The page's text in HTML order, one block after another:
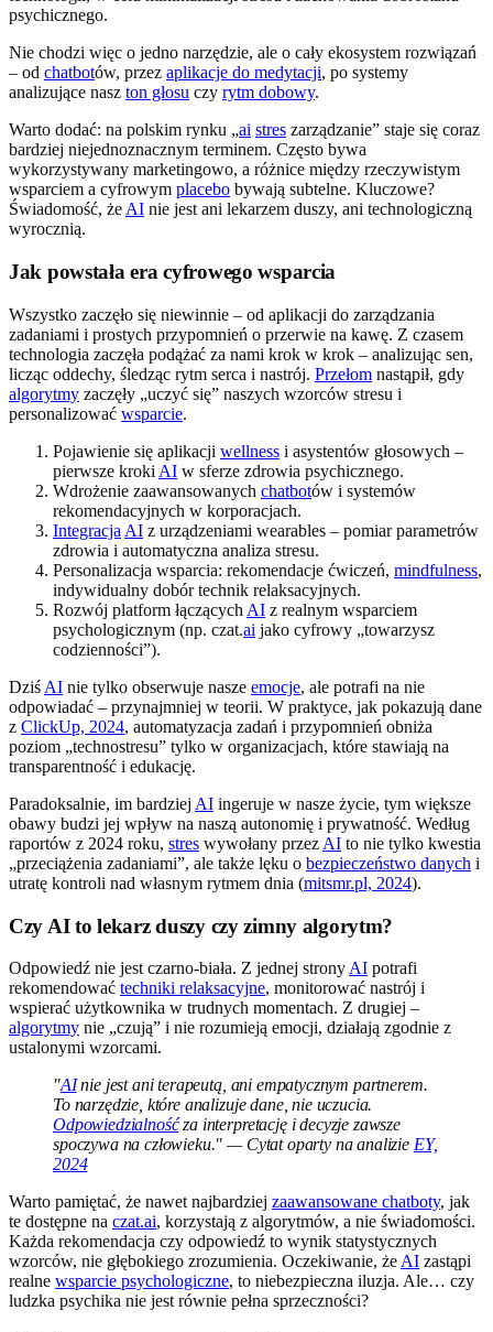
psychicznego.
Nie chodzi więc o jedno narzędzie, ale o cały ekosystem rozwiązań
– od chatbotów, przez aplikacje do medytacji, po systemy
analizujące nasz ton głosu czy rytm dobowy.
Warto dodać: na polskim rynku „ai stres zarządzanie” staje się coraz
bardziej niejednoznacznym terminem. Często bywa
wykorzystywany marketingowo, a różnice między rzeczywistym
wsparciem a cyfrowym placebo bywają subtelne. Kluczowe?
Świadomość, że AI nie jest ani lekarzem duszy, ani technologiczną
wyrocznią.
Jak powstała era cyfrowego wsparcia
Wszystko zaczęło się niewinnie – od aplikacji do zarządzania
zadaniami i prostych przypomnień o przerwie na kawę. Z czasem
technologia zaczęła podążać za nami krok w krok – analizując sen,
licząc oddechy, śledząc rytm serca i nastrój. Przełom nastąpił, gdy
algorytmy zaczęły „uczyć się” naszych wzorców stresu i
personalizować wsparcie.
Pojawienie się aplikacji wellness i asystentów głosowych –
pierwsze kroki AI w sferze zdrowia psychicznego.
Wdrożenie zaawansowanych chatbotów i systemów
rekomendacyjnych w korporacjach.
Integracja AI z urządzeniami wearables – pomiar parametrów
zdrowia i automatyczna analiza stresu.
Personalizacja wsparcia: rekomendacje ćwiczeń, mindfulness,
indywidualny dobór technik relaksacyjnych.
Rozwój platform łączących AI z realnym wsparciem
psychologicznym (np. czat.ai jako cyfrowy „towarzysz
codzienności”).
Dziś AI nie tylko obserwuje nasze emocje, ale potrafi na nie
odpowiadać – przynajmniej w teorii. W praktyce, jak pokazują dane
z ClickUp, 2024, automatyzacja zadań i przypomnień obniża
poziom „technostresu” tylko w organizacjach, które stawiają na
transparentność i edukację.
Paradoksalnie, im bardziej AI ingeruje w nasze życie, tym większe
obawy budzi jej wpływ na naszą autonomię i prywatność. Według
raportów z 2024 roku, stres wywołany przez AI to nie tylko kwestia
„przeciążenia zadaniami”, ale także lęku o bezpieczeństwo danych i
utratę kontroli nad własnym rytmem dnia (mitsmr.pl, 2024).
Czy AI to lekarz duszy czy zimny algorytm?
Odpowiedź nie jest czarno-biała. Z jednej strony AI potrafi
rekomendować techniki relaksacyjne, monitorować nastrój i
wspierać użytkownika w trudnych momentach. Z drugiej –
algorytmy nie „czują” i nie rozumieją emocji, działają zgodnie z
ustalonymi wzorcami.
"AInie jest ani terapeutą, ani empatycznym partnerem.
To narzędzie, które analizuje dane, nie uczucia.
Odpowiedzialnośćza interpretację i decyzje zawsze
spoczywa na człowieku." — Cytat oparty na analizie EY,
2024
Warto pamiętać, że nawet najbardziej zaawansowane chatboty, jak
te dostępne na czat.ai, korzystają z algorytmów, a nie świadomości.
Każda rekomendacja czy odpowiedź to wynik statystycznych
wzorców, nie głębokiego zrozumienia. Oczekiwanie, że AI zastąpi
realne wsparcie psychologiczne, to niebezpieczna iluzja. Ale… czy
ludzka psychika nie jest równie pełna sprzeczności?